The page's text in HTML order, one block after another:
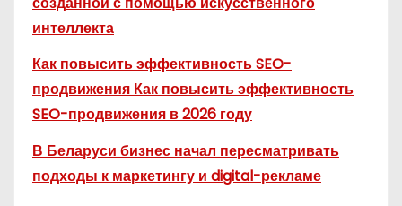
интеллекта
Как повысить эффективность SEO-
продвижения Как повысить эффективность
SEO-продвижения в 2026 году
В Беларуси бизнес начал пересматривать
подходы к маркетингу и digital-рекламе